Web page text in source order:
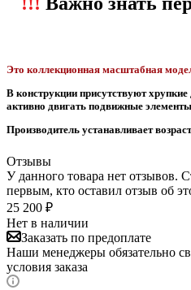
Это коллекционная масштабная
В конструкции присутствуют
активно двигать подвижные
Производитель устанавливает
Отзывы
У данного товара нет отзывов.
первым, кто оставил отзыв об
25 200 ₽
Нет в наличии
Заказать по предоплате
Наши менеджеры обязательно
условия заказа